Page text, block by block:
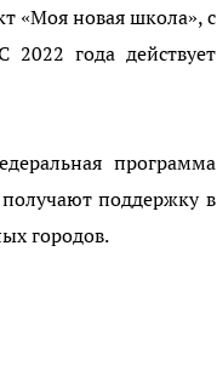
«Моя новая школа», с
года действует
программа
получают поддержку в
городов.